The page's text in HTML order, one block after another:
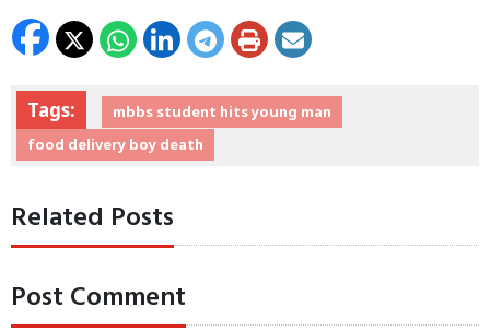
Tags:
mbbs student hits young man
food delivery boy death
Related Posts
Post Comment